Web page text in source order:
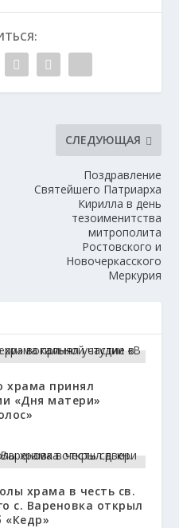
СЛЕДУЮЩАЯ
Поздравление
Святейшего Патриарха
Кирилла в день
тезоименитства
митрополита
Ростовского и
Новочеркасского
Меркурия
храма принял
«Дня матери»
храма в честь св.
с. Вареновка открыл
«Кедр»